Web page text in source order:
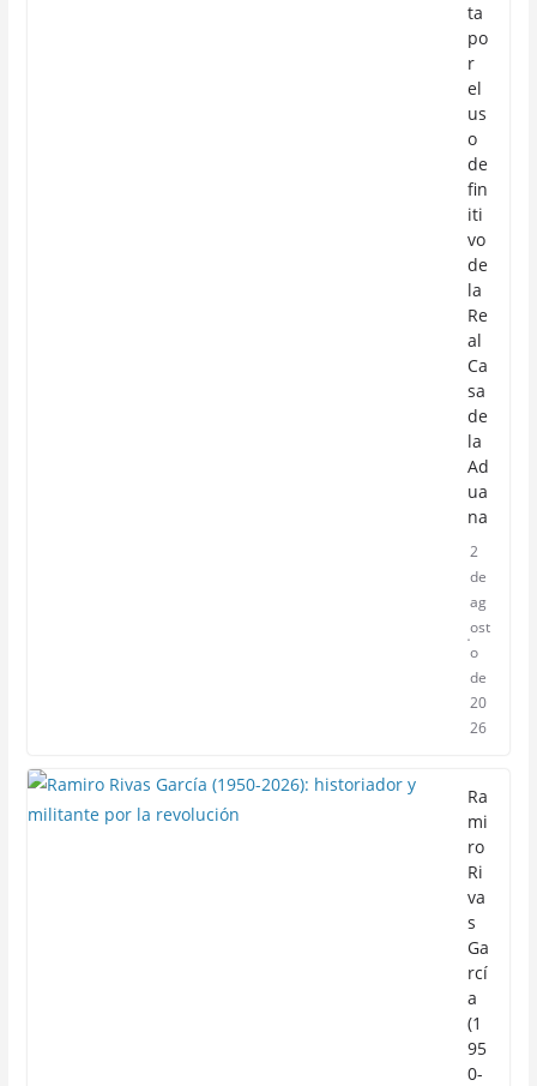
ta
po
r
el
us
o
de
fin
iti
vo
de
la
Re
al
Ca
sa
de
la
Ad
ua
na
2
de
ag
ost
o
de
20
26
Ra
mi
ro
Ri
va
s
Ga
rcí
a
(1
95
0-